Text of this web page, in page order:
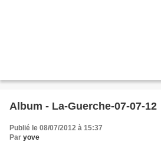
Album - La-Guerche-07-07-12
Publié le 08/07/2012 à 15:37
Par yove